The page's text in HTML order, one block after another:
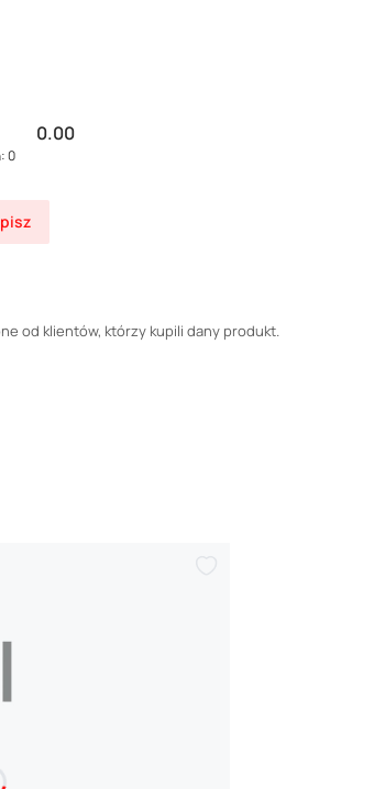
0.00
0
od klientów, którzy kupili dany produkt.